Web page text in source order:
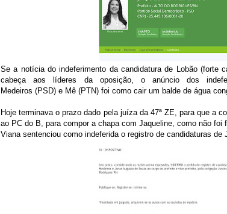
Se a notícia do indeferimento da candidatura de Lobão (forte
cabeça aos líderes da oposição, o anúncio dos
Medeiros (PSD) e Mê (PTN) foi como cair um balde de água
Hoje terminava o prazo dado pela juíza da 47ª ZE, para que a
ao PC do B, para compor a chapa com Jaqueline, como não
Viana sentenciou como indeferida o registro de candidaturas de